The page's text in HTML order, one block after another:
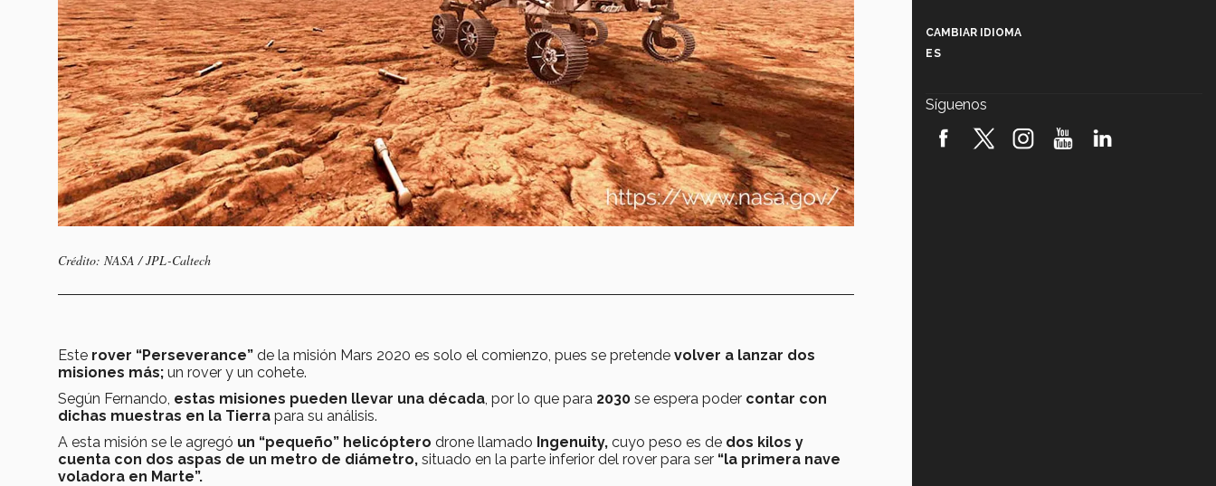
Crédito: NASA / JPL-Caltech
Este rover “Perseverance” de la misión Mars 2020 es solo el comienzo, pues se pretende volver a lanzar dos
misiones más; un rover y un cohete.
Según Fernando, estas misiones pueden llevar una década, por lo que para 2030 se espera poder contar con
dichas muestras en la Tierra para su análisis.
A esta misión se le agregó un “pequeño” helicóptero drone llamado Ingenuity, cuyo peso es de dos kilos y
cuenta con dos aspas de un metro de diámetro, situado en la parte inferior del rover para ser “la primera nave
voladora en Marte”.
robótica FIRST 2026! (video)
CAMBIAR IDIOMA
ES
Síguenos